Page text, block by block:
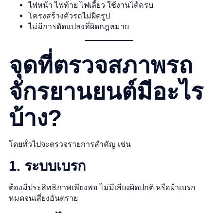
ไฟหน้า ไฟท้าย ไฟเลี้ยว ใช้งานได้ครบ
โครงสร้างตัวรถไม่ผิดรูป
ไม่มีการดัดแปลงที่ผิดกฎหมาย
จุดที่ตรวจสภาพรถ
จักรยานยนต์มีอะไร
บ้าง?
โดยทั่วไปจะตรวจรายการสำคัญ เช่น
1. ระบบเบรก
ต้องมีประสิทธิภาพเพียงพอ ไม่มีเสียงผิดปกติ หรือผ้าเบรก
หมดจนเสี่ยงอันตราย